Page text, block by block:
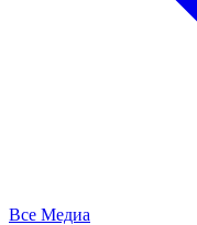
Все Медиа